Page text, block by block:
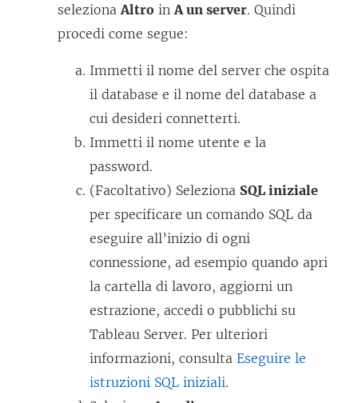
e
n
n
a
selezionaAltro inA un server. Quindi
procedi come segue:
Immetti il nome del server che ospita
il database e il nome del database a
cui desideri connetterti.
Immetti il nome utente e la
password.
(Facoltativo) Seleziona SQL iniziale
per specificare un comando SQL da
eseguire all’inizio di ogni
connessione, ad esempio quando apri
la cartella di lavoro, aggiorni un
estrazione, accedi o pubblichi su
Tableau Server. Per ulteriori
informazioni, consulta Eseguire le
istruzioni SQL iniziali.